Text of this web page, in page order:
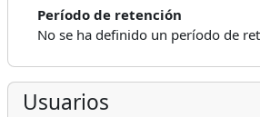
Período de retención
No se ha definido un período de
Usuarios